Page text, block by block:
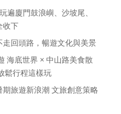
遍廈門鼓浪嶼、沙坡尾、
收下
回頭路，暢遊文化與美景
海底世界 × 中山路美食散
鬆行程這樣玩
旅遊新浪潮 文旅創意策略